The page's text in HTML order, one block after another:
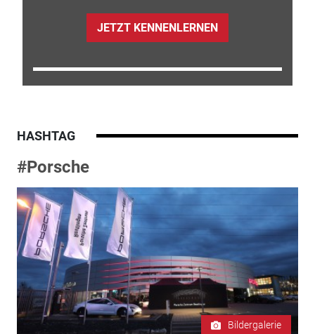
JETZT KENNENLERNEN
HASHTAG
#Porsche
Bildergalerie